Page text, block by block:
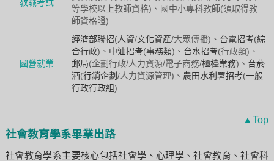
教職考試
等學校以上教師資格)、國中小專科教師(須取得教
師資格證)
國營就業
經濟部聯招(人資/文化資產/大眾傳播)、 台電招考(綜
合行政)、 中油招考(事務類)、 台水招考(行政類)、
郵局(企劃行政/人力資源/電子商務/櫃檯業務)、 台菸
酒(行銷企劃 /人力資源管理)、 農田水利署招考(一般
行政行政組)
▲Top
社會教育學系畢業出路
社會教育學系主要核心包括社會學、心理學、社會教育、社會科